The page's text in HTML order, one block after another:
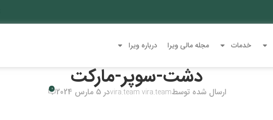
خدمات مجله مالی ویرا درباره ویرا
دشت-سوپر-مارکت
ارسال شده توسطvira.team vira.teamدر 5 مارس 2024 0